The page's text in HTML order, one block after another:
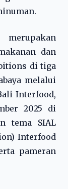
merupakan
dan
di tiga
melalui
Interfood,
2025 di
tema SIAL
Interfood
pameran